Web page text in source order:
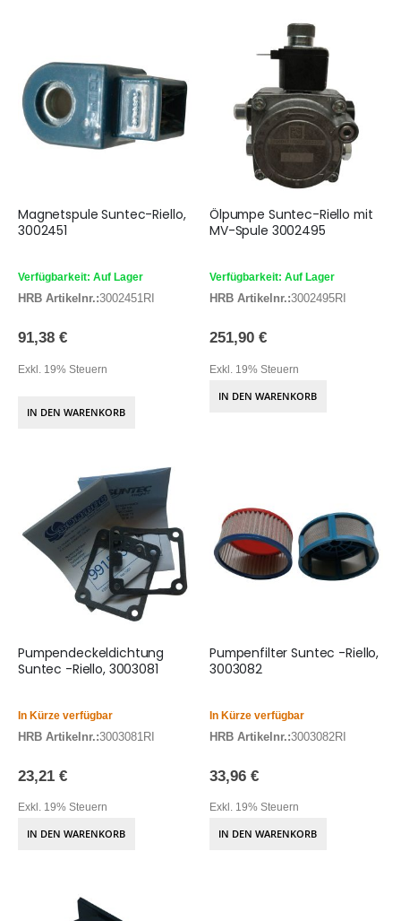
Magnetspule Suntec-Riello,
3002451
Verfügbarkeit: Auf Lager
HRB Artikelnr.:3002451RI
91,38 €
Exkl. 19% Steuern
IN DEN WARENKORB
Ölpumpe Suntec-Riello mit
MV-Spule 3002495
Verfügbarkeit: Auf Lager
HRB Artikelnr.:3002495RI
251,90 €
Exkl. 19% Steuern
IN DEN WARENKORB
Pumpendeckeldichtung
Suntec -Riello, 3003081
In Kürze verfügbar
HRB Artikelnr.:3003081RI
23,21 €
Exkl. 19% Steuern
IN DEN WARENKORB
Pumpenfilter Suntec -Riello,
3003082
In Kürze verfügbar
HRB Artikelnr.:3003082RI
33,96 €
Exkl. 19% Steuern
IN DEN WARENKORB